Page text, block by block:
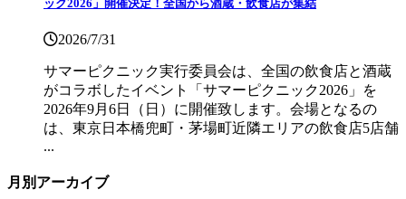
ック2026」開催決定！全国から酒蔵・飲食店が集結
2026/7/31
サマーピクニック実⾏委員会は、全国の飲⾷店と酒蔵
がコラボしたイベント「サマーピクニック2026」を
2026年9月6日（日）に開催致します。会場となるの
は、東京日本橋兜町・茅場町近隣エリアの飲食店5店舗
...
月別アーカイブ